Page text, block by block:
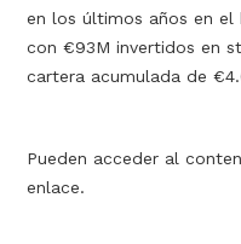
en los últimos años en el
con €93M invertidos en
cartera acumulada de
Pueden acceder al
enlace.